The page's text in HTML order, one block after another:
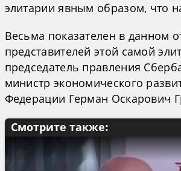
элитарии явным образом, что
Весьма показателен в данном
представителей этой самой
председатель правления
министр экономического
Федерации Герман Оскарович
Смотрите также: